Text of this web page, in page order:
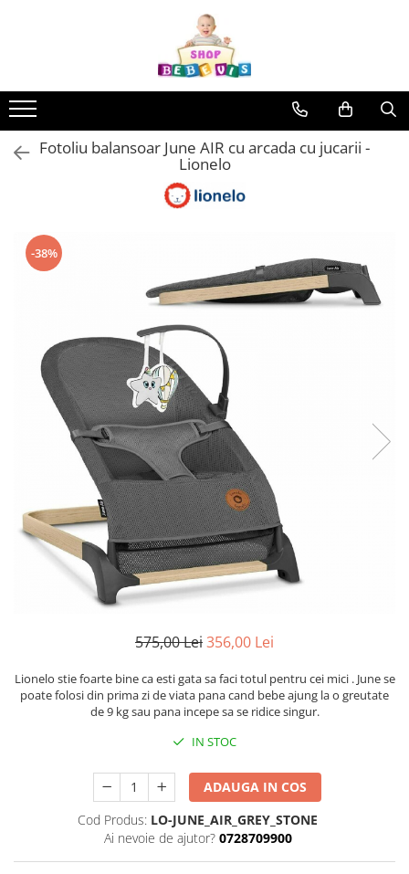
Carucioare copii
Carucioare copii sport
Carucioare copii 2in1
Accesorii carucioare copii
Genti mamici
Huse ploaie si antiinsecte
Adaptoare
Umbrele carucioare
Accesorii diverse carucioare
Landouri pentru bebelusi
Scaune auto copii
Camera copilului
Patuturi copii
Patuturi lemn pana la 120 x 60 cm
Patuturi lemn 140 x 70 cm
Patuturi lemn 160 x 80 cm
Pat tineret
Patuturi pliabile si tarcuri de joaca
Saltele de la 120 x 60 cm
Saltele de la 140 x 70 cm
Saltele 127 x 63 cm
Lenjerii patuturi
Lenjerii patut 120 x 60 cm
Lenjerii patut 140 x 70 cm
Lenjerie patuturi tineret
Fotoliu balansoar June AIR cu arcada cu jucarii -
Lionelo
-38%
575,00 Lei356,00 Lei
Lionelo stie foarte bine ca esti gata sa faci totul pentru cei mici . June se
poate folosi din prima zi de viata pana cand bebe ajung la o greutate
de 9 kg sau pana incepe sa se ridice singur.
IN STOC
ADAUGA IN COS
Cod Produs: LO-JUNE_AIR_GREY_STONE
Ai nevoie de ajutor? 0728709900